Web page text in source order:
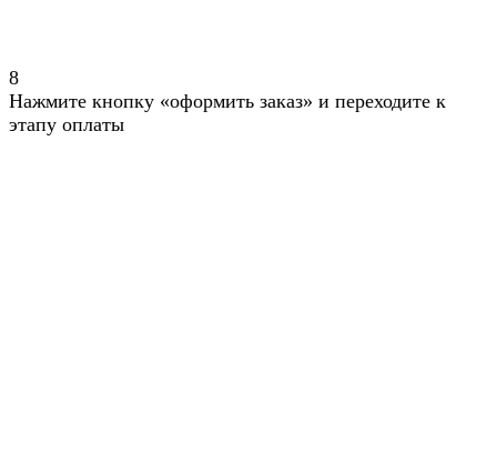
8
Нажмите кнопку «оформить заказ» и переходите к
этапу оплаты